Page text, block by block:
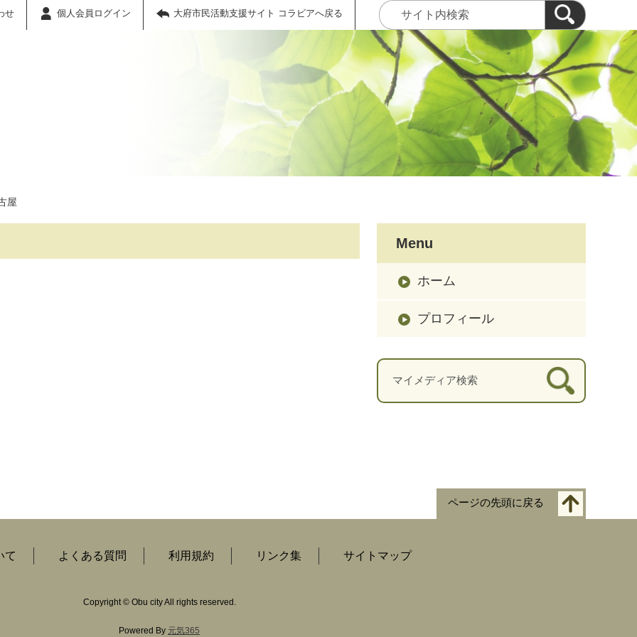
せ 個人会員ログイン 大府市民活動支援サイト コラビアへ戻る
屋
Menu
ホーム
プロフィール
ページの先頭に戻る
て よくある質問 利用規約 リンク集 サイトマップ
Copyright © Obu city All rights reserved.
Powered By 元気365